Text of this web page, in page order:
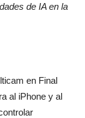
de IA en la
en Final
al iPhone y al